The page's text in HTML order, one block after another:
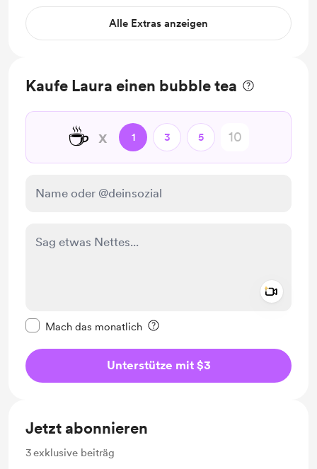
Alle Extras anzeigen
Kaufe Laura einen bubble tea
☕ x 1 3 5
Mach das monatlich
Unterstütze mit $3
Jetzt abonnieren
3exklusive beiträg